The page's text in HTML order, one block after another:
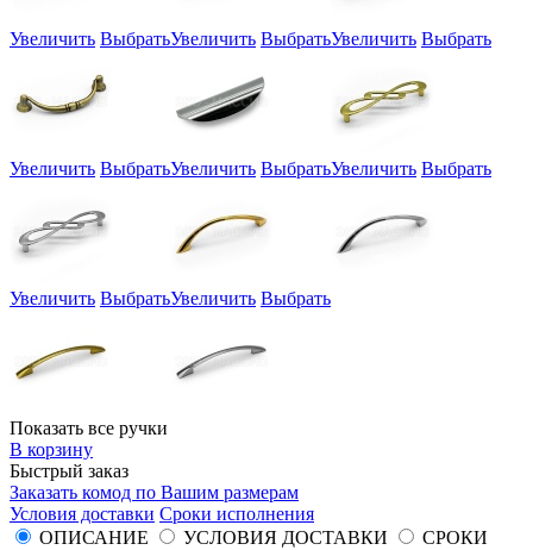
Увеличить ВыбратьУвеличить ВыбратьУвеличить Выбрать
Увеличить ВыбратьУвеличить ВыбратьУвеличить Выбрать
Увеличить ВыбратьУвеличить Выбрать
Показать все ручки
В корзину
Быстрый заказ
Заказать комод по Вашим размерам
Условия доставки Сроки исполнения
ОПИСАНИЕ
УСЛОВИЯ ДОСТАВКИ
СРОКИ